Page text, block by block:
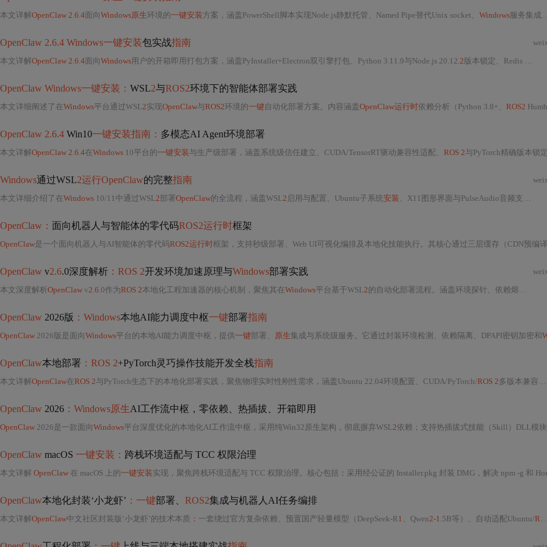
本文详解OpenClaw 2.6.4面向Windows原生环境的一键安装方案，涵盖PowerShell脚本实现Node.js静默托管、Named Pipe替代Unix socket、 Windows 服务集成、PATH自动注入与DPAPI加密存储等核心技术。重点对比WSL
OpenClaw 2.6.4 Windows一键安装包实战指南
本文详解OpenClaw 2.6.4面向Windows用户的开箱即用打包方案，涵盖PyInstaller+Electron双引擎打包、Python 3.11.9与Node.js 20.12.2 版本锁定、Redis 7. 2.4
OpenClaw Windows一键安装： WSL2与ROS2环境下的智能体部署实践
本文详细阐述了在Windows平台通过WSL2实现OpenClaw与ROS2环境的一键自动化部署方案。内容涵盖 OpenClaw运行时依赖分析（Python 3.8+、 ROS2 Humble/Foxy、
OpenClaw 2.6.4 Win10一键安装指南： 多模态AI Agent环境部署
本文详解OpenClaw 2.6.4在Windows 10平台的一键安装与生产级部署，涵盖系统级信任建立、CUDA/TensorRT驱动兼容性适配、 ROS 2与PyTorch精确版本锁定
Windows通过WSL2运行OpenClaw的完整指南
本文详细介绍了在Windows 10/11中通过WSL2部署OpenClaw的全流程，涵盖WSL2 启用与配置、Ubuntu子系统安装 、X11图形界面与PulseAudio音频支持、
OpenClaw： 面向机器人与智能体的零代码ROS2运行时框架
OpenClaw是一个面向机器人与AI智能体的零代码ROS2运行时框架，支持秒级部署、Web UI可视化编排及本地化技能执行。其核心通过三层缓存（CDN预编译镜像、容器化沙箱、配置即代码模板）实现高效
OpenClaw v2.6.0深度解析 ：ROS 2开发环境加速原理与Windows部署实践
本文深度解析OpenClaw v2.6.0作为ROS 2本地化工程加速器的核心机制，聚焦其在Windows平台基于WSL2的自动化部署流程。涵盖环境探针、依赖熔断、环境编织与心跳验证四阶段原理，强调版本兼容性（仅支持Foxy/Galactic/Rolling）、WSL
OpenClaw 2026版 ：Windows本地AI能力调度中枢一键部署指南
OpenClaw 2026版是面向Windows平台的本地AI能力调度中枢，提供一键部署、 原生集成与系统级服务。它通过封装环境检测、依赖隔离、DPAPI密钥加密和
OpenClaw本地部署 ：ROS 2+PyTorch灵巧操作技能开发全栈指南
本文详解OpenClaw在ROS 2与PyTorch生态下的本地化部署实践，聚焦物理实时性刚性需求，涵盖Ubuntu 22.04环境配置、CUDA/PyTorch/ROS 2多版本兼容性处理、MuJoCo仿真调优、Franka Panda真机四大部署关卡（Domain ID隔离、USB权限、CPU实时隔离、力控动态标定），以及灵巧操作技能从仿真训练到工业封装的完整工作流。
OpenClaw 2026 ：Windows原生AI工作流中枢，零依赖、热插拔、开箱即用
OpenClaw 2026是一款面向Windows平台深度优化的本地化AI工作流中枢，采用纯Win32原生架构，彻底摒弃WSL2依赖；支持热插拔式技能（Skill）DLL模块，每个Skill为可独立验证、灰度发布的最小业务单元；内置三重静默配置机制，自动适配硬件、办公软件（含国产Office COM
OpenClaw macOS 一键安装： 跨栈环境适配与 TCC 权限治理
本文详解 OpenClaw 在 macOS 上的一键安装实现，聚焦跨栈环境适配与 TCC 权限治理。核心包括 ： 采用经公证的 Installer.pkg 封装 DMG，解决 npm -g 和 Homebrew 在 macOS 上的环境隔离与权限失效问题；通过 AppleScript 合规申请辅助功能与完全磁盘访问权限；设计
OpenClaw本地化封装‘小龙虾’ ：一键部署、 ROS2集成与机器人AI任务编排
本文详解OpenClaw中文社区封装版‘小龙虾’的技术本质 ： 一套绕过官方复杂依赖、预置国产轻量模型（DeepSeek-R1 、Qwen2-1.5B等）、自动适配Ubuntu/ROS2